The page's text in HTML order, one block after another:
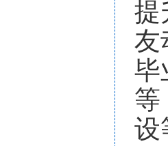
提
友
毕
等
设